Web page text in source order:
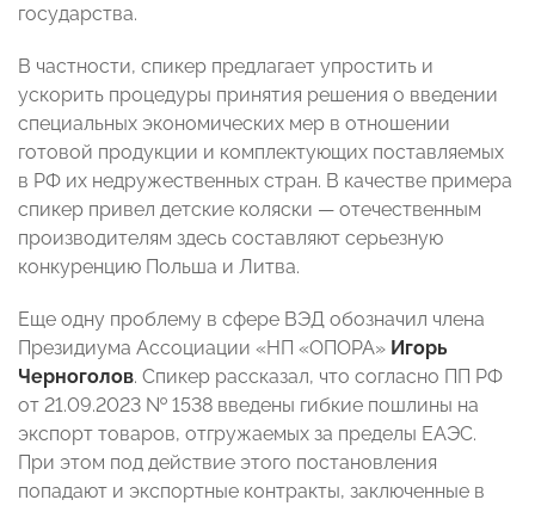
государства.
В частности, спикер предлагает упростить и
ускорить процедуры принятия решения о введении
специальных экономических мер в отношении
готовой продукции и комплектующих поставляемых
в РФ их недружественных стран. В качестве примера
спикер привел детские коляски — отечественным
производителям здесь составляют серьезную
конкуренцию Польша и Литва.
Еще одну проблему в сфере ВЭД обозначил члена
Президиума Ассоциации «НП «ОПОРА» Игорь
Черноголов. Спикер рассказал, что согласно ПП РФ
от 21.09.2023 № 1538 введены гибкие пошлины на
экспорт товаров, отгружаемых за пределы ЕАЭС.
При этом под действие этого постановления
попадают и экспортные контракты, заключенные в